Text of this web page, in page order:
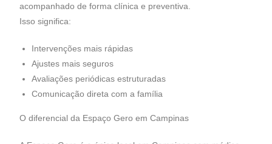
acompanhado de forma clínica e preventiva.
Isso significa:
Intervenções mais rápidas
Ajustes mais seguros
Avaliações periódicas estruturadas
Comunicação direta com a família
O diferencial da Espaço Gero em Campinas